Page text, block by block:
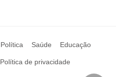
Política Saúde Educação
Política de privacidade